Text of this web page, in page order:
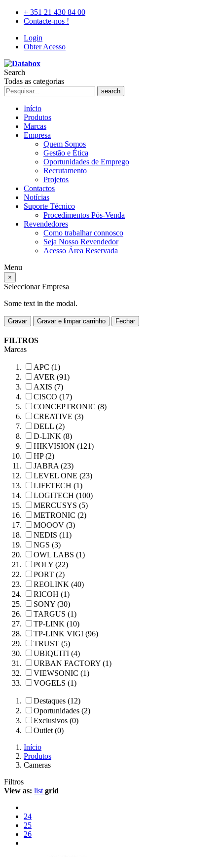
+ 351 21 430 84 00
Contacte-nos !
Login
Obter Acesso
Search
Todas as categorias
search
Início
Produtos
Marcas
Empresa
Quem Somos
Gestão e Ética
Oportunidades de Emprego
Recrutamento
Projetos
Contactos
Notícias
Suporte Técnico
Procedimentos Pós-Venda
Revendedores
Como trabalhar connosco
Seja Nosso Revendedor
Acesso Área Reservada
Menu
×
Seleccionar Empresa
Some text in the modal.
Gravar Gravar e limpar carrinho Fechar
FILTROS
Marcas
APC (1)
AVER (91)
AXIS (7)
CISCO (17)
CONCEPTRONIC (8)
CREATIVE (3)
DELL (2)
D-LINK (8)
HIKVISION (121)
HP (2)
JABRA (23)
LEVEL ONE (23)
LIFETECH (1)
LOGITECH (100)
MERCUSYS (5)
METRONIC (2)
MOOOV (3)
NEDIS (11)
NGS (3)
OWL LABS (1)
POLY (22)
PORT (2)
REOLINK (40)
RICOH (1)
SONY (30)
TARGUS (1)
TP-LINK (10)
TP-LINK VIGI (96)
TRUST (5)
UBIQUITI (4)
URBAN FACTORY (1)
VIEWSONIC (1)
VOGELS (1)
Destaques (12)
Oportunidades (2)
Exclusivos (0)
Outlet (0)
Início
Produtos
Cameras
Filtros
View as: list grid
24
25
26